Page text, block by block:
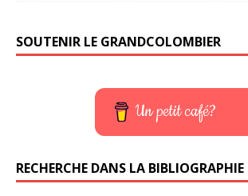
SOUTENIR LE GRANDCOLOMBIER
Un petit café?
RECHERCHE DANS LA BIBLIOGRAPHIE